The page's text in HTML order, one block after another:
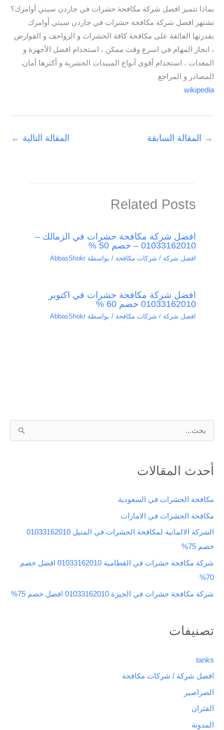
بماذا تتميز افضل شركة مكافحة حشرات في جاردن سيتي أوامرك؟
تشتهر افضل شركة مكافحة حشرات في جاردن سيتي أوامرك
بقدرتها الفائقة على مكافحة كافة الحشرات و الزواحف و القوارض
، انجاز المهام في اسرع وقت ممكن ، استخدام افضل الأجهزة و
المعدات ، استخدام أقوى أنواع المبيدات الحشرية و أكثرها أمان.
المصادر و المراجع
wikipedia
→ المقالة السابقة المقالة التالية ←
Related Posts
افضل شركة مكافحة حشرات في الزمالك –
01033162010 – خصم 50 %
افضل شركة / شركات مكافحة / بواسطة AbbasShokr
افضل شركة مكافحة حشرات في اكتوبر
01033162010 خصم 60 %
افضل شركة / شركات مكافحة / بواسطة AbbasShokr
ب
ح
ن
:
أحدث المقالات
مكافحة الحشرات في السعودية
مكافحة الحشرات في الامارات
الشركة الالمانية لمكافحة الحشرات في المنيل 01033162010
خصم 75%
شركة مكافحة حشرات في القطامية 01033162010 افضل خصم
70%
شركة مكافحة حشرات في الجيزة 01033162010 افضل خصم 75%
تصنيفات
tanks
افضل شركة / شركات مكافحة
الصراصير
الفئران
المدونة